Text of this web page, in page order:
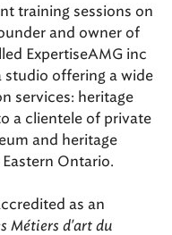
training sessions on
and owner of
ExpertiseAMG inc
studio offering a wide
services: heritage
a clientele of private
and heritage
Ontario.
as an
Métiers d'art du